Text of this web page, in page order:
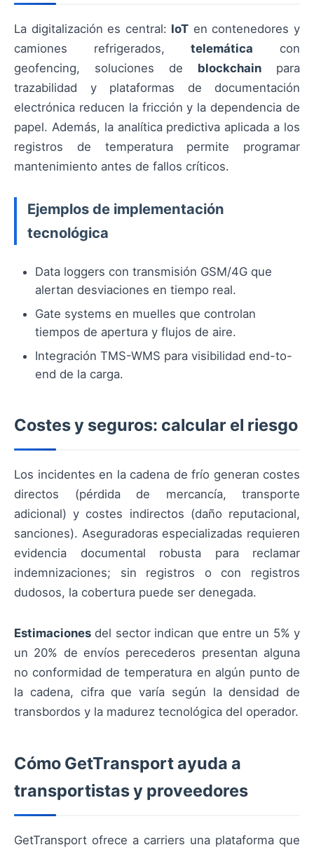
La digitalización es central: IoT en contenedores y
camiones refrigerados,telemática con
geofencing, soluciones de blockchain para
trazabilidad y plataformas de documentación
electrónica reducen la fricción y la dependencia de
papel. Además, la analítica predictiva aplicada a los
registros de temperatura permite programar
mantenimiento antes de fallos críticos.
Ejemplos de implementación
tecnológica
Data loggers con transmisión GSM/4G que
alertan desviaciones en tiempo real.
Gate systems en muelles que controlan
tiempos de apertura y flujos de aire.
Integración TMS-WMS para visibilidad end-to-
end de la carga.
Costes y seguros: calcular el riesgo
Los incidentes en la cadena de frío generan costes
directos (pérdida de mercancía, transporte
adicional) y costes indirectos (daño reputacional,
sanciones). Aseguradoras especializadas requieren
evidencia documental robusta para reclamar
indemnizaciones; sin registros o con registros
dudosos, la cobertura puede ser denegada.
Estimaciones del sector indican que entre un 5% y
un 20% de envíos perecederos presentan alguna
no conformidad de temperatura en algún punto de
la cadena, cifra que varía según la densidad de
transbordos y la madurez tecnológica del operador.
Cómo GetTransport ayuda a
transportistas y proveedores
GetTransport ofrece a carriers una plataforma que